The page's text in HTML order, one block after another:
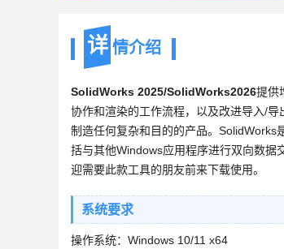
详 情介绍
SolidWorks 2025/SolidWorks2026提供
协作和渲染的工作流程，以及改进导入/
制造任何复杂和目的的产品。SolidWorks
括与其他Windows应用程序进行双向数据
迎需要此款工具的朋友前来下载使用。
系统要求
操作系统：Windows 10/11 x64